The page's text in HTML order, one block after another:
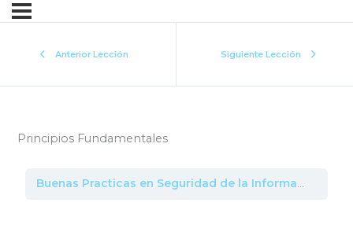
Anterior Lección Siguiente Lección
Principios Fundamentales
Buenas Practicas en Seguridad de la Informacion